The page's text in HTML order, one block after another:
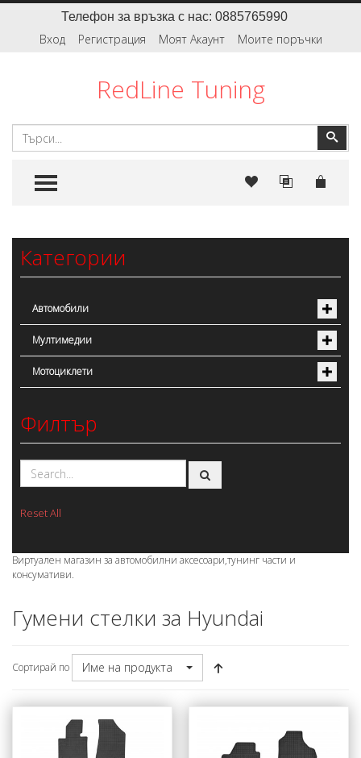
Телефон за връзка с нас: 0885765990
Вход Регистрация Моят Акаунт Моите поръчки
RedLine Tuning
TOGGLE MENU
Категории
Автомобили
Мултимедии
Мотоциклети
Филтър
Reset All
Виртуален магазин за автомобилни аксесоари,тунинг части и
консумативи.
Гумени стелки за Hyundai
Сортирай по Име на продукта